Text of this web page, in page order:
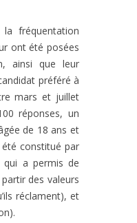
fréquentation
ont été posées
ainsi que leur
préféré à
mars et juillet
réponses, un
de 18 ans et
constitué par
qui a permis de
des valeurs
réclament), et